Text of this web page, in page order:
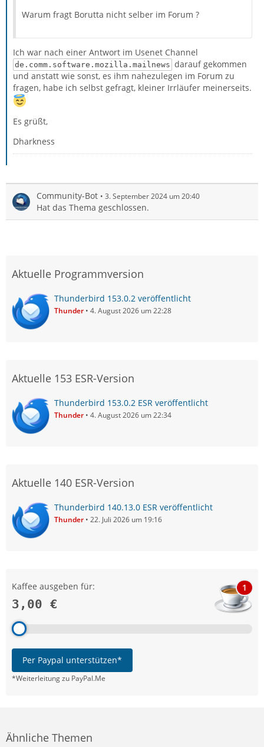
Warum fragt Borutta nicht selber im Forum ?
Ich war nach einer Antwort im Usenet Channel
de.comm.software.mozilla.mailnews darauf gekommen
und anstatt wie sonst, es ihm nahezulegen im Forum zu
fragen, habe ich selbst gefragt, kleiner Irrläufer meinerseits.
Es grüßt,
Dharkness
Community-Bot 3. September 2024 um 20:40
Hat das Thema geschlossen.
Aktuelle Programmversion
Thunderbird 153.0.2 veröffentlicht
Thunder 4. August 2026 um 22:28
Aktuelle 153 ESR-Version
Thunderbird 153.0.2 ESR veröffentlicht
Thunder 4. August 2026 um 22:34
Aktuelle 140 ESR-Version
Thunderbird 140.13.0 ESR veröffentlicht
Thunder 22. Juli 2026 um 19:16
Kaffee ausgeben für:
3,00 €
1
Per Paypal unterstützen*
*Weiterleitung zu PayPal.Me
Ähnliche Themen